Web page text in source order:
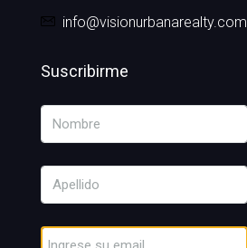
info@visionurbanarealty.com
Suscribirme